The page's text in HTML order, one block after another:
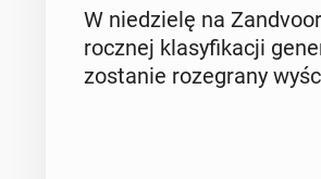
W nie­dzie­lę na
rocz­nej kla­sy­fi­ka­cji
zo­sta­nie ro­ze­gra­ny